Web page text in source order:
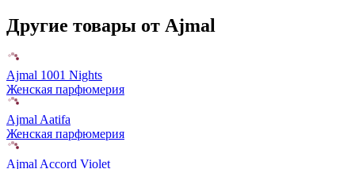
Другие товары от Ajmal
Ajmal 1001 Nights
Женская парфюмерия
Ajmal Aatifa
Женская парфюмерия
Ajmal Accord Violet